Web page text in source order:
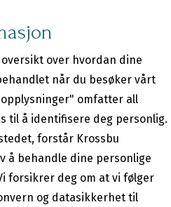
over hvordan dine
når du besøker vårt
omfatter all
til å identifisere deg personlig.
forstår Krossbu
å behandle dine personlige
forsikrer deg om at vi følger
og datasikkerhet til